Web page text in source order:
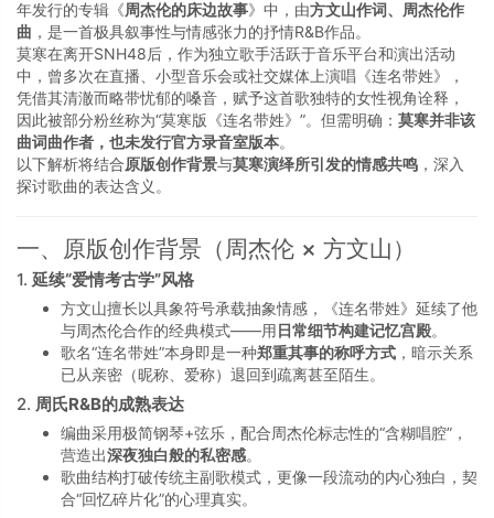
年发行的专辑《周杰伦的床边故事》中，由方文山作词、周杰伦作
曲 ，是一首极具叙事性与情感张力的抒情R&B作品。
莫寒在离开SNH48后，作为独立歌手活跃于音乐平台和演出活动
中，曾多次在直播、小型音乐会或社交媒体上演唱《连名带姓》，
凭借其清澈而略带忧郁的嗓音，赋予这首歌独特的女性视角诠释，
因此被部分粉丝称为“莫寒版《连名带姓》”。但需明确： 莫寒并非该
曲词曲作者，也未发行官方录音室版本。
以下解析将结合原版创作背景与莫寒演绎所引发的情感共鸣 ，深入
探讨歌曲的表达含义。
一、原版创作背景（周杰伦 × 方文山）
1. 延续“爱情考古学”风格
方文山擅长以具象符号承载抽象情感，《连名带姓》延续了他
与周杰伦合作的经典模式——用日常细节构建记忆宫殿。
歌名“连名带姓”本身即是一种郑重其事的称呼方式 ，暗示关系
已从亲密（昵称、爱称）退回到疏离甚至陌生。
2. 周氏R&B的成熟表达
编曲采用极简钢琴+弦乐，配合周杰伦标志性的“含糊唱腔”，
营造出深夜独白般的私密感。
歌曲结构打破传统主副歌模式，更像一段流动的内心独白，契
合“回忆碎片化”的心理真实。